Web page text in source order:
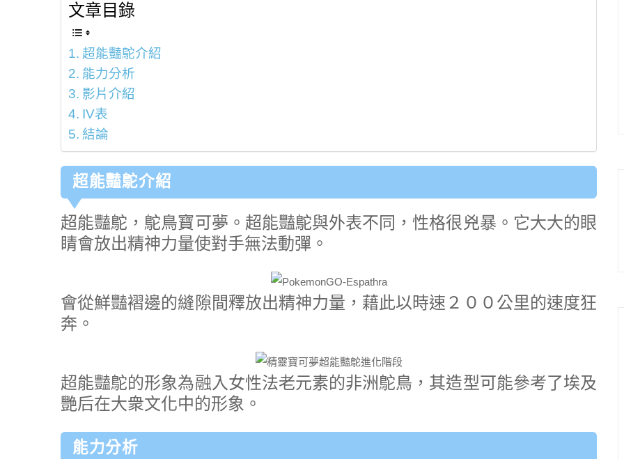
文章目錄
超能豔鴕介紹
能力分析
影片介紹
IV表
結論
超能豔鴕介紹
超能豔鴕，鴕鳥寶可夢。超能豔鴕與外表不同，性格很兇暴。它大大的眼
睛會放出精神力量使對手無法動彈。
會從鮮豔褶邊的縫隙間釋放出精神力量，藉此以時速２００公里的速度狂
奔。
超能豔鴕的形象為融入女性法老元素的非洲鴕鳥，其造型可能參考了埃及
艷后在大衆文化中的形象。
能力分析